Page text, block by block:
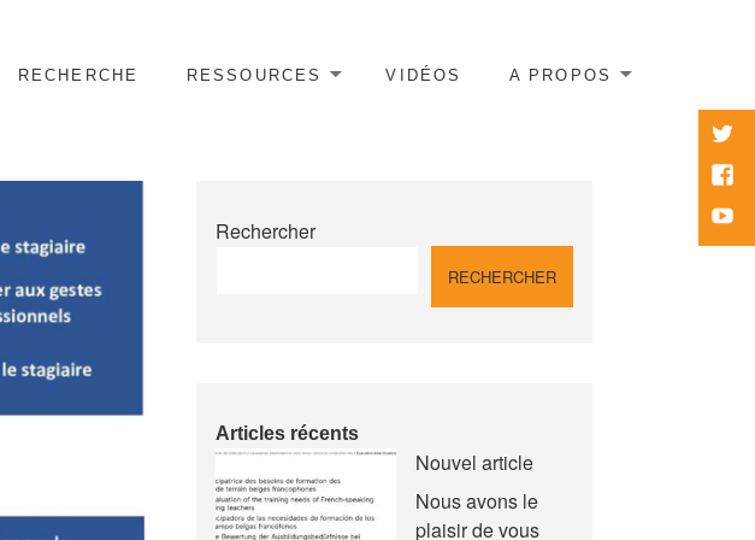
RECHERCHE RESSOURCES VIDÉOS A PROPOS
Rechercher
RECHERCHER
Articles récents
Nouvel article
Nous avons le
plaisir de vous